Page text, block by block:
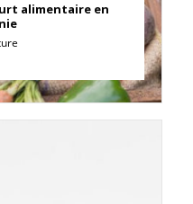
alimentaire en